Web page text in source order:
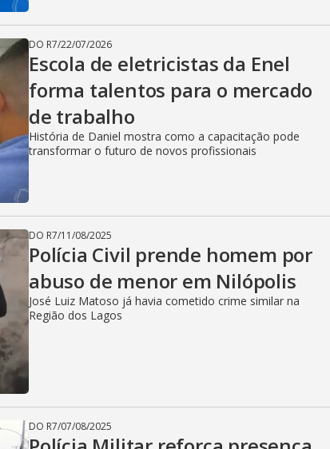
DO R7/22/07/2026
Escola de eletricistas da Enel
forma talentos para o mercado
de trabalho
História de Daniel mostra como a capacitação pode
transformar o futuro de novos profissionais
DO R7/11/08/2025
Polícia Civil prende homem por
abuso de menor em Nilópolis
José Luiz Matoso já havia cometido crime similar na
Região dos Lagos
DO R7/07/08/2025